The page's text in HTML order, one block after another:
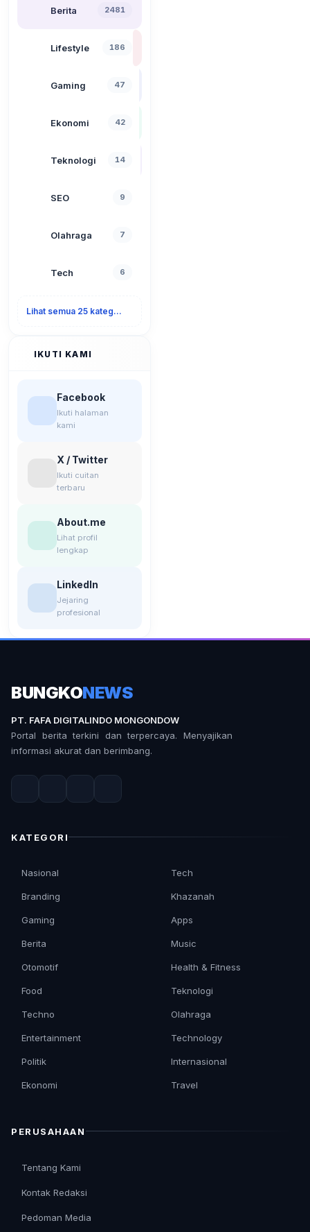
Berita 2481
Lifestyle 186
Gaming 47
Ekonomi 42
Teknologi 14
SEO 9
Olahraga 7
Tech 6
Lihat semua 25 kategori
IKUTI KAMI
Facebook
Ikuti halaman
kami
X / Twitter
Ikuti cuitan
terbaru
About.me
Lihat profil
lengkap
LinkedIn
Jejaring
profesional
BUNGKONEWS
PT. FAFA DIGITALINDO MONGONDOW
Portal berita terkini dan terpercaya. Menyajikan
informasi akurat dan berimbang.
KATEGORI
Nasional
Branding
Gaming
Berita
Otomotif
Tech
Khazanah
Apps
Music
Health & Fitness
Food
Techno
Entertainment
Politik
Ekonomi
Teknologi
Olahraga
Technology
Internasional
Travel
PERUSAHAAN
Tentang Kami
Kontak Redaksi
Pedoman Media